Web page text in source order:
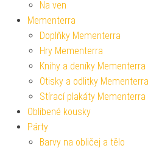
Na ven
Mementerra
Doplňky Mementerra
Hry Mementerra
Knihy a deníky Mementerra
Otisky a odlitky Mementerra
Stírací plakáty Mementerra
Oblíbené kousky
Párty
Barvy na obličej a tělo